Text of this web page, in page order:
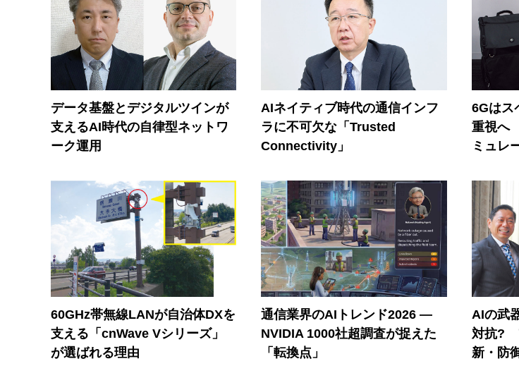
データ基盤とデジタルツインが
支えるAI時代の自律型ネットワ
ーク運用
AIネイティブ時代の通信インフ
ラに不可欠な「Trusted
Connectivity」
6Gはス
重視へ
ミュレ
60GHz帯無線LANが自治体DXを
支える「cnWave Vシリーズ」
が選ばれる理由
通信業界のAIトレンド2026 ―
NVIDIA 1000社超調査が捉えた
「転換点」
AIの武
対抗?
新・防